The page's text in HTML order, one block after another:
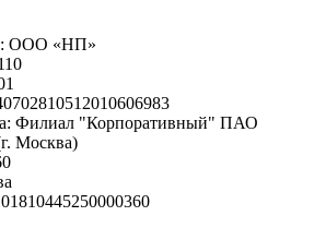
ООО «НП»
Филиал "Корпоративный" ПАО
Москва)